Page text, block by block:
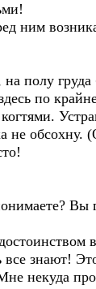
ним
полу
по
обсохну.
Вы
знают!
некуда